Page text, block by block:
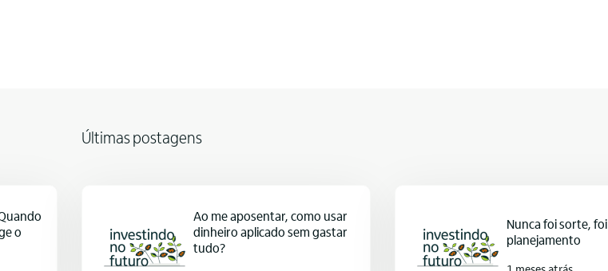
Últimas postagens
o
Ao me aposentar, como usar
dinheiro aplicado sem gastar
tudo?
Nunca foi sorte, foi
planejamento